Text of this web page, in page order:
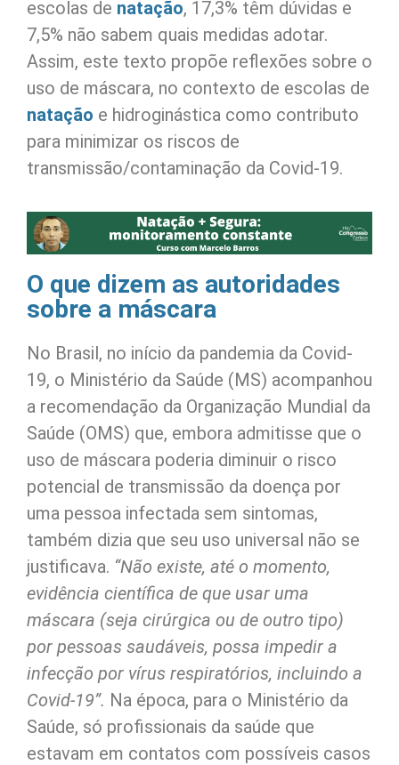
escolas de natação, 17,3% têm dúvidas e
7,5% não sabem quais medidas adotar.
Assim, este texto propõe reflexões sobre o
uso de máscara, no contexto de escolas de
natação e hidroginástica como contributo
para minimizar os riscos de
transmissão/contaminação da Covid-19.
O que dizem as autoridades
sobre a máscara
No Brasil, no início da pandemia da Covid-
19, o Ministério da Saúde (MS) acompanhou
a recomendação da Organização Mundial da
Saúde (OMS) que, embora admitisse que o
uso de máscara poderia diminuir o risco
potencial de transmissão da doença por
uma pessoa infectada sem sintomas,
também dizia que seu uso universal não se
justificava. “Não existe, até o momento,
evidência científica de que usar uma
máscara (seja cirúrgica ou de outro tipo)
por pessoas saudáveis, possa impedir a
infecção por vírus respiratórios, incluindo a
Covid-19”. Na época, para o Ministério da
Saúde, só profissionais da saúde que
estavam em contatos com possíveis casos